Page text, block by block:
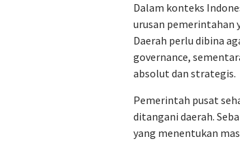
Dalam konteks
urusan pemerintahan
Daerah perlu dibina
governance,
absolut dan strategis.
Pemerintah pusat
ditangani daerah.
yang menentukan